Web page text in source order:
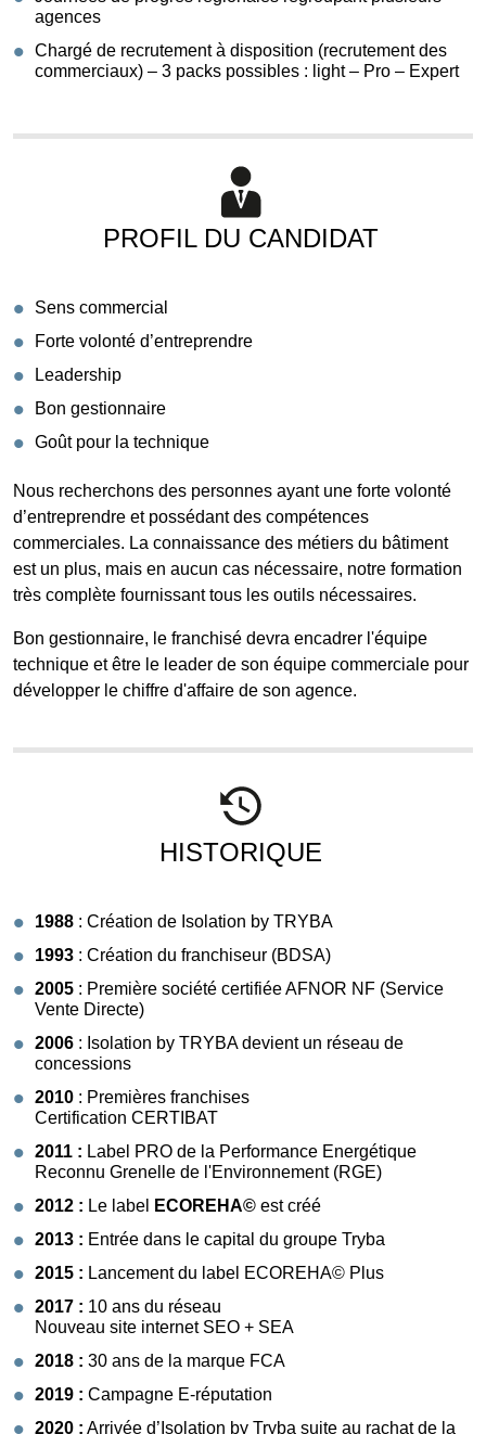
agences
Chargé de recrutement à disposition (recrutement des
commerciaux) – 3 packs possibles : light – Pro – Expert
PROFIL DU CANDIDAT
Sens commercial
Forte volonté d’entreprendre
Leadership
Bon gestionnaire
Goût pour la technique
Nous recherchons des personnes ayant une forte volonté
d’entreprendre et possédant des compétences
commerciales. La connaissance des métiers du bâtiment
est un plus, mais en aucun cas nécessaire, notre formation
très complète fournissant tous les outils nécessaires.
Bon gestionnaire, le franchisé devra encadrer l'équipe
technique et être le leader de son équipe commerciale pour
développer le chiffre d'affaire de son agence.
HISTORIQUE
1988 : Création de Isolation by TRYBA
1993 : Création du franchiseur (BDSA)
2005 : Première société certifiée AFNOR NF (Service
Vente Directe)
2006 : Isolation by TRYBA devient un réseau de
concessions
2010 : Premières franchises
Certification CERTIBAT
2011 : Label PRO de la Performance Energétique
Reconnu Grenelle de l'Environnement (RGE)
2012 : Le label ECOREHA© est créé
2013 : Entrée dans le capital du groupe Tryba
2015 : Lancement du label ECOREHA© Plus
2017 : 10 ans du réseau
Nouveau site internet SEO + SEA
2018 : 30 ans de la marque FCA
2019 : Campagne E-réputation
2020 : Arrivée d’Isolation by Tryba suite au rachat de la